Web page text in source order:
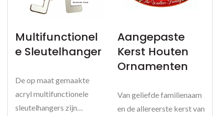
Multifunctionel
E Sleutelhanger
De op maat gemaakte
acryl multifunctionele
sleutelhangers zijn
Aangepaste
Kerst Houten
Ornamenten
Van geliefde familienaam
en de allereerste kerst van